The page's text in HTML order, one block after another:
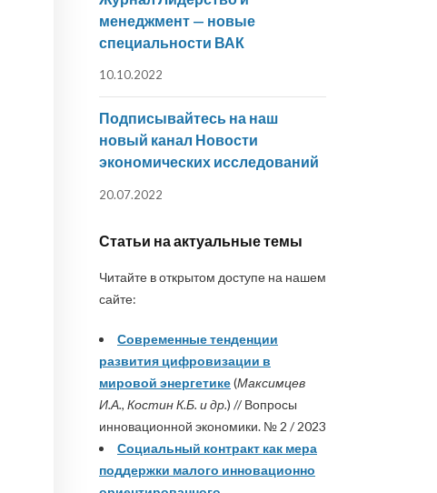
менеджмент — новые
специальности ВАК
10.10.2022
Подписывайтесь на наш
новый канал Новости
экономических исследований
20.07.2022
Статьи на актуальные темы
Читайте в открытом доступе на нашем
сайте:
Современные тенденции
развития цифровизации в
мировой энергетике(Максимцев
И.А., Костин К.Б. и др.) // Вопросы
инновационной экономики. № 2 / 2023
Социальный контракт как мера
поддержки малого инновационно